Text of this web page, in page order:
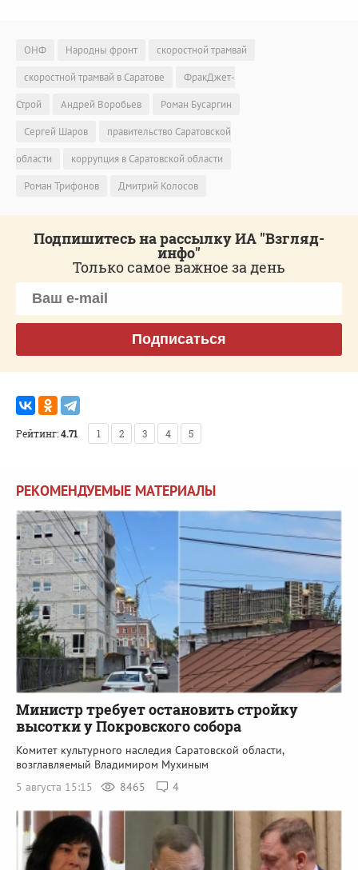
ОНФ Народны фронт
скоростной трамвай
скоростной трамвай в Саратове
ФракДжет-
Строй
Андрей Воробьев
Роман Бусаргин
Сергей Шаров
правительство Саратовской
области
коррупция в Саратовской области
Роман Трифонов
Дмитрий Колосов
Подпишитесь на рассылку ИА "Взгляд-
инфо"
Только самое важное за день
Подписаться
Рейтинг:4.71 1 2 3 4 5
РЕКОМЕНДУЕМЫЕ МАТЕРИАЛЫ
Министр требует остановить стройку
высотки у Покровского собора
Комитет культурного наследия Саратовской области,
возглавляемый Владимиром Мухиным
5 августа 15:15
8465 4